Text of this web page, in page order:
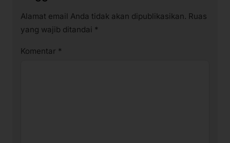
Alamat email Anda tidak akan dipublikasikan. Ruas
yang wajib ditandai *
Komentar *